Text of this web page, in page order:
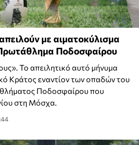
με αιματοκύλισμα
Ποδοσφαίρου
Το απειλητικό αυτό μήνυμα
Κράτος εναντίον των οπαδών του
Ποδοσφαίρου που
στη Μόσχα.